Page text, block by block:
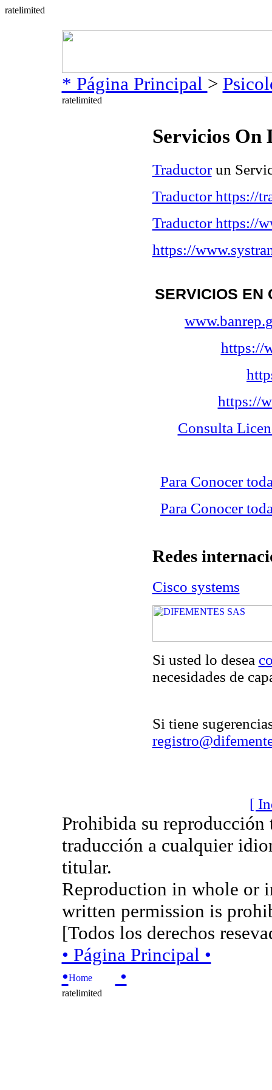
* Página Principal >
Servicios On
Traductorun
Traductor https://
Traductor https://
https://
SERVICIOS EN
https://
https://
Consulta
Para Conocer
Para Conocer
Redes
Cisco systems
Si usted lo desea
necesidades de
Si tiene
[
Prohibida su
traducción a cualquier
titular.
Reproduction in whole or
written permission is
[Todos los derechos
• Página Principal •
•
•